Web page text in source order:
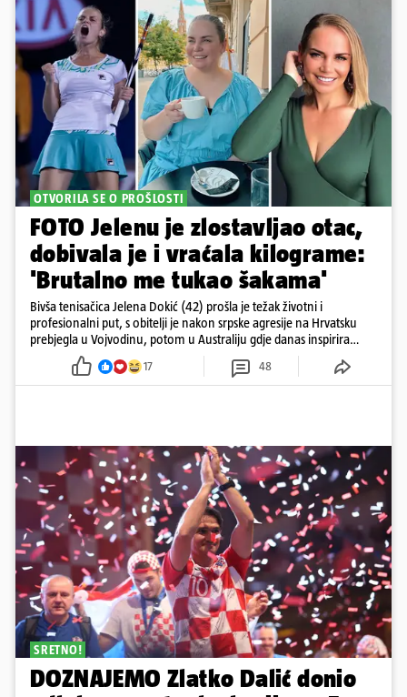
OTVORILA SE O PROŠLOSTI
FOTO Jelenu je zlostavljao otac,
dobivala je i vraćala kilograme:
'Brutalno me tukao šakama'
Bivša tenisačica Jelena Dokić (42) prošla je težak životni i
profesionalni put, s obitelji je nakon srpske agresije na Hrvatsku
prebjegla u Vojvodinu, potom u Australiju gdje danas inspirira
17 48
SRETNO!
DOZNAJEMO Zlatko Dalić donio